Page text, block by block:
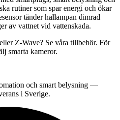
rutiner som spar energi och ökar
tänder hallampan dimrad
av vattnet vid vattenskada.
Z-Wave? Se våra tillbehör. För
smarta kameror.
och smart belysning —
i Sverige.